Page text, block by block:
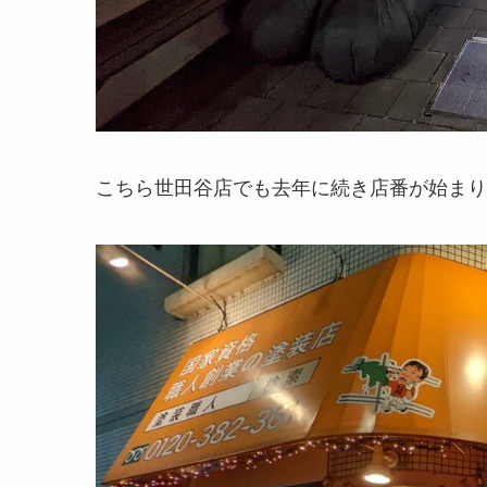
こちら世田谷店でも去年に続き店番が始ま